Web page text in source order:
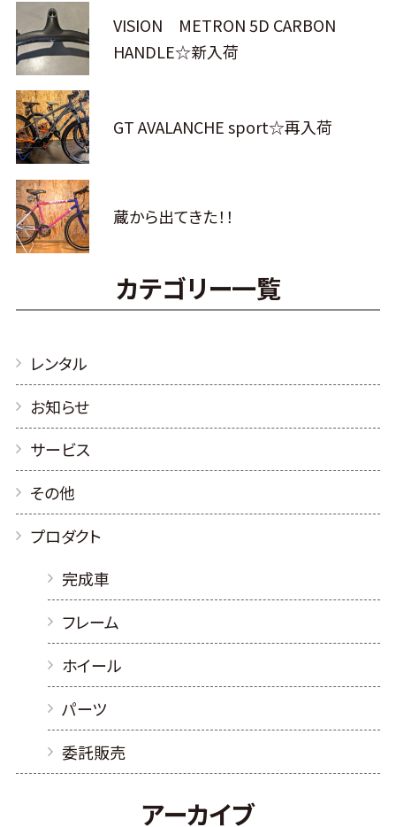
VISION METRON 5D CARBON
HANDLE☆新入荷
GT AVALANCHE sport☆再入荷
蔵から出てきた！！
カテゴリー一覧
レンタル
お知らせ
サービス
その他
プロダクト
完成車
フレーム
ホイール
パーツ
委託販売
アーカイブ